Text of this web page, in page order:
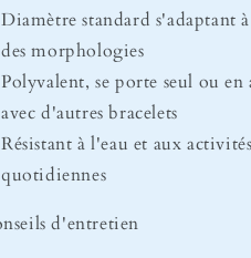
Diamètre standard s'adaptant
des morphologies
Polyvalent, se porte seul ou
avec d'autres bracelets
Résistant à l'eau et aux activités
quotidiennes
d'entretien